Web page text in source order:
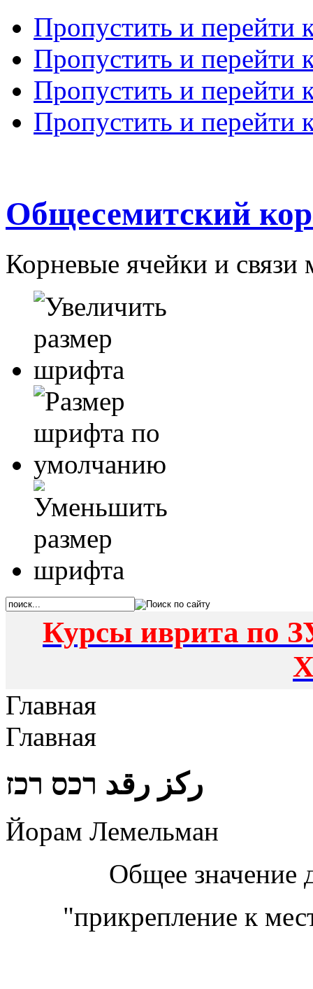
Пропустить и перейти
Пропустить и перейти
Пропустить и перейти
Пропустить и перейти
Общесемитский
Корневые ячейки и
Курсы иврита по
Главная
Главная
ركز رقد רכס רכז
Йорам Лемельман
Общее значение
"прикрепление к